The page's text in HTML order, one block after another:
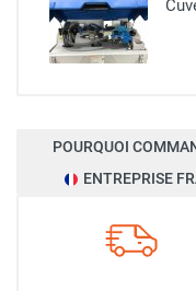
POURQUOI
ENTREPRISE